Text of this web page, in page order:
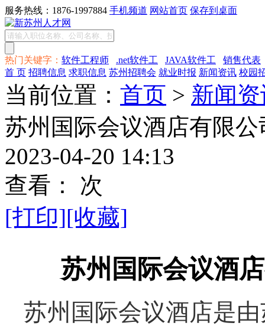
服务热线：1876-1997884 手机频道 网站首页 保存到桌面
热门关键字： 软件工程师 .net软件工 JAVA软件工
销售代表
首 页 招聘信息 求职信息 苏州招聘会 就业时报 新闻资讯 校园
当前位置： 首页 > 新闻
苏州国际会议酒店有限
2023-04-20 14:13
查看：
次
[打印][收藏]
苏州国际会议酒
苏州国际会议酒店是